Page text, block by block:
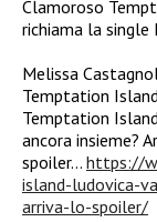
Clamoroso
richiama la single
Melissa
Temptation
Temptation
ancora insieme?
spoiler… https://
island-ludovica-
arriva-lo-spoiler/